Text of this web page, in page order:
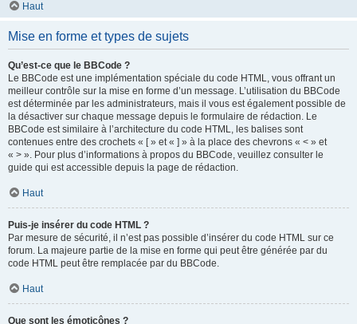
Haut
Mise en forme et types de sujets
Qu’est-ce que le BBCode ?
Le BBCode est une implémentation spéciale du code HTML, vous offrant un
meilleur contrôle sur la mise en forme d’un message. L’utilisation du BBCode
est déterminée par les administrateurs, mais il vous est également possible de
la désactiver sur chaque message depuis le formulaire de rédaction. Le
BBCode est similaire à l’architecture du code HTML, les balises sont
contenues entre des crochets « [ » et « ] » à la place des chevrons « < » et
« > ». Pour plus d’informations à propos du BBCode, veuillez consulter le
guide qui est accessible depuis la page de rédaction.
Haut
Puis-je insérer du code HTML ?
Par mesure de sécurité, il n’est pas possible d’insérer du code HTML sur ce
forum. La majeure partie de la mise en forme qui peut être générée par du
code HTML peut être remplacée par du BBCode.
Haut
Que sont les émoticônes ?